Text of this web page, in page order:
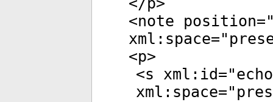
<note position
xml:space="
<p>
<s xml:id="
xml:space="